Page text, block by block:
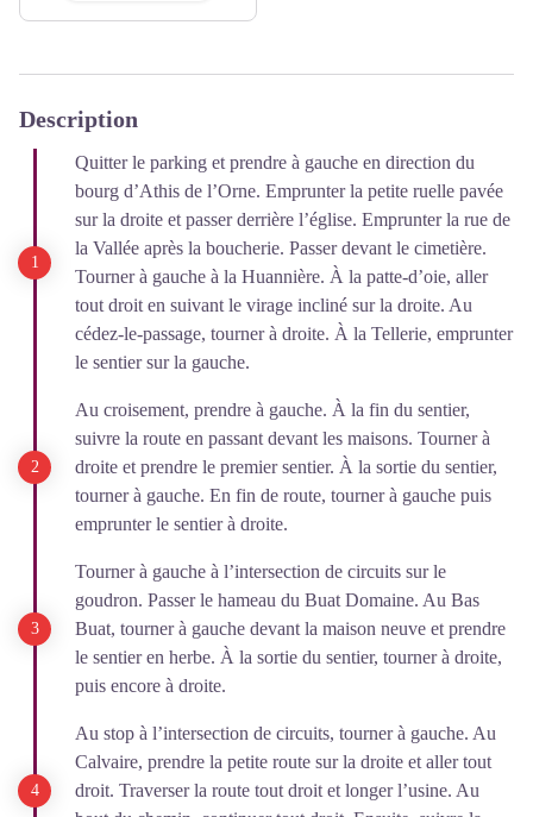
Description
Quitter le parking et prendre à gauche en direction du
bourg d’Athis de l’Orne. Emprunter la petite ruelle pavée
sur la droite et passer derrière l’église. Emprunter la rue de
la Vallée après la boucherie. Passer devant le cimetière.
Tourner à gauche à la Huannière. À la patte-d’oie, aller
tout droit en suivant le virage incliné sur la droite. Au
cédez-le-passage, tourner à droite. À la Tellerie, emprunter
le sentier sur la gauche.
Au croisement, prendre à gauche. À la fin du sentier,
suivre la route en passant devant les maisons. Tourner à
droite et prendre le premier sentier. À la sortie du sentier,
tourner à gauche. En fin de route, tourner à gauche puis
emprunter le sentier à droite.
Tourner à gauche à l’intersection de circuits sur le
goudron. Passer le hameau du Buat Domaine. Au Bas
Buat, tourner à gauche devant la maison neuve et prendre
le sentier en herbe. À la sortie du sentier, tourner à droite,
puis encore à droite.
Au stop à l’intersection de circuits, tourner à gauche. Au
Calvaire, prendre la petite route sur la droite et aller tout
droit. Traverser la route tout droit et longer l’usine. Au